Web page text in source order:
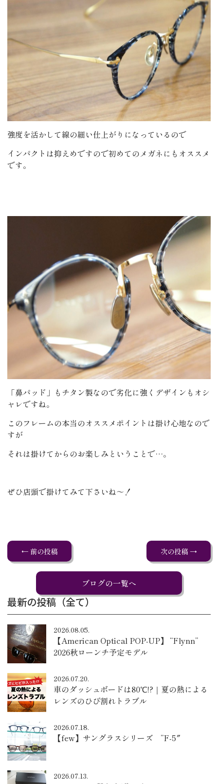
強度を活かして線の細い仕上がりになっているので
インパクトは抑えめですので初めてのメガネにもオススメ
です。
「鼻パッド」もチタン製なので劣化に強くデザインもオシ
ャレですね。
このフレームの本当のオススメポイントは掛け心地なので
すが
それは掛けてからのお楽しみということで…。
ぜひ店頭で掛けてみて下さいね～！
← 前の投稿 次の投稿 →
ブログの一覧へ
最新の投稿（全て）
2026.08.05.
【American Optical POP-UP】 “Flynn”
2026秋ローンチ予定モデル
2026.07.20.
車のダッシュボードは80℃!?｜夏の熱による
レンズのひび割れトラブル
2026.07.18.
【few】サングラスシリーズ ”F-5″
2026.07.13.